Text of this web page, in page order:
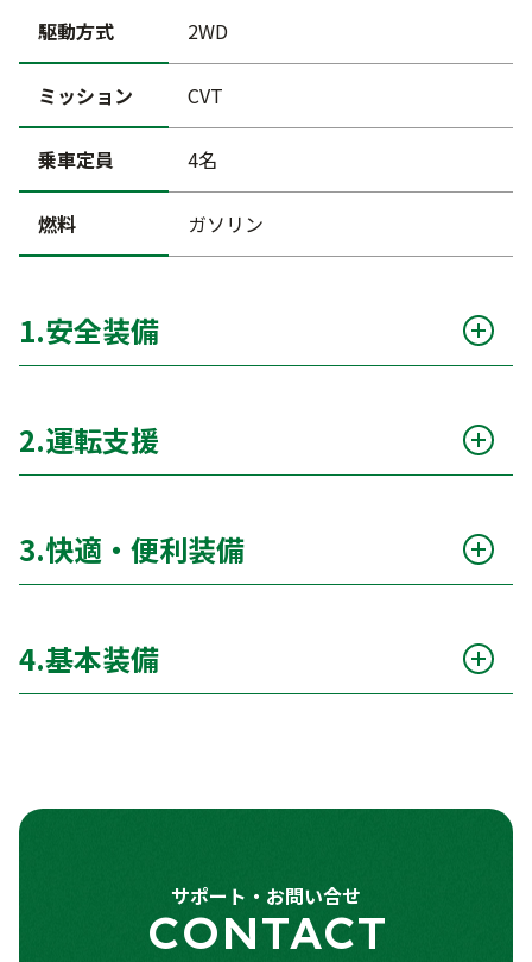
駆動方式 2WD
ミッション CVT
乗車定員 4名
燃料 ガソリン
1.安全装備
ー サポカー
○
○ ABS（アンチロックブレーキシステム）
○ 横滑り防止装置（ESC）
○ レーンキープアシスト
クリアランスソナー
2.運転支援
ー クルーズコントロール（通常）
ー
ー 車線逸脱警報
3.快適・便利装備
○ TV（フルセグ）
○ バックカメラ
キーレスエントリー
4.基本装備
フロントフォグランプ
サポート・お問い合せ
CONTACT